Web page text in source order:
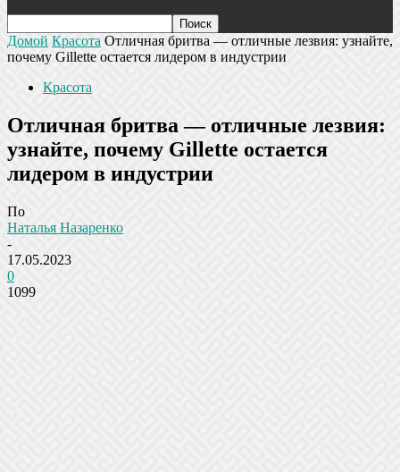
Домой Красота Отличная бритва — отличные лезвия: узнайте,
почему Gillette остается лидером в индустрии
Красота
Отличная бритва — отличные лезвия:
узнайте, почему Gillette остается
лидером в индустрии
По
Наталья Назаренко
-
17.05.2023
0
1099